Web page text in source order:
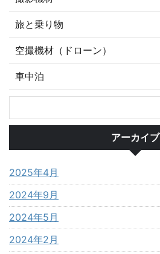
旅と乗り物
空撮機材（ドローン）
車中泊
アーカイブ
2025年4月
2024年9月
2024年5月
2024年2月